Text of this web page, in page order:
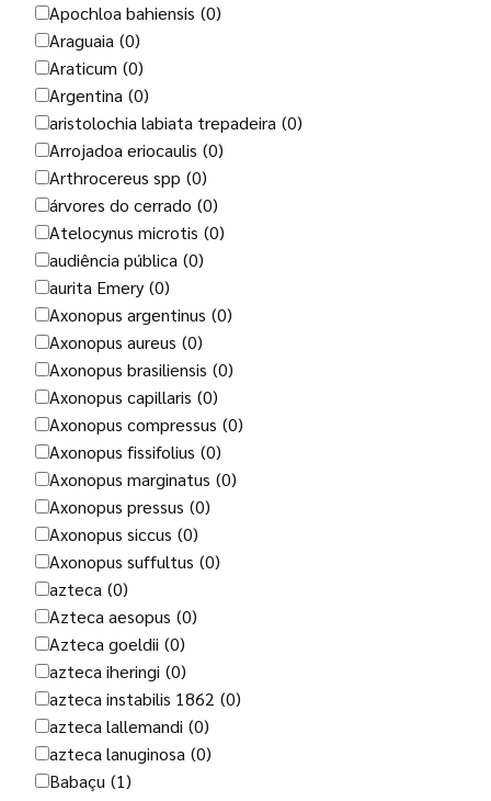
Apochloa bahiensis (0)
Araguaia (0)
Araticum (0)
Argentina (0)
aristolochia labiata trepadeira (0)
Arrojadoa eriocaulis (0)
Arthrocereus spp (0)
árvores do cerrado (0)
Atelocynus microtis (0)
audiência pública (0)
aurita Emery (0)
Axonopus argentinus (0)
Axonopus aureus (0)
Axonopus brasiliensis (0)
Axonopus capillaris (0)
Axonopus compressus (0)
Axonopus fissifolius (0)
Axonopus marginatus (0)
Axonopus pressus (0)
Axonopus siccus (0)
Axonopus suffultus (0)
azteca (0)
Azteca aesopus (0)
Azteca goeldii (0)
azteca iheringi (0)
azteca instabilis 1862 (0)
azteca lallemandi (0)
azteca lanuginosa (0)
Babaçu (1)